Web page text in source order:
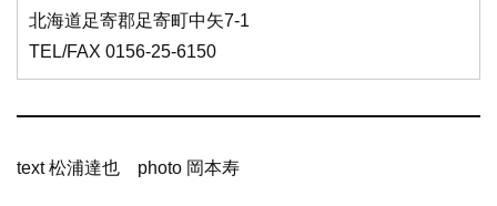
北海道足寄郡足寄町中矢7-1
TEL/FAX 0156-25-6150
text 松浦達也 photo 岡本寿